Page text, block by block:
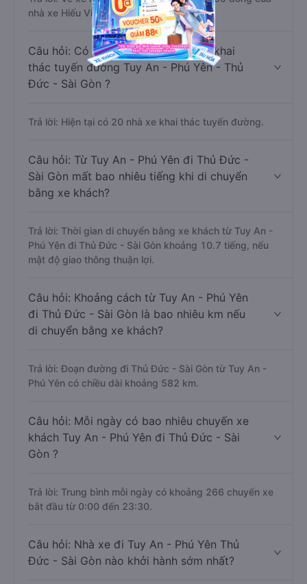
nhà xe Hiếu Vinh.
Câu hỏi: Có bao nhiêu nhà xe đang khai
thác tuyến đường Tuy An - Phú Yên - Thủ
Đức - Sài Gòn ?
Trả lời: Hiện tại có 20 nhà xe khai thác tuyến đường.
Câu hỏi: Từ Tuy An - Phú Yên đi Thủ Đức -
Sài Gòn mất bao nhiêu tiếng khi di chuyển
bằng xe khách?
Trả lời: Thời gian di chuyển bằng xe khách từ Tuy An -
Phú Yên đi Thủ Đức - Sài Gòn khoảng 10.7 tiếng, nếu
mật độ giao thông thuận lợi.
Câu hỏi: Khoảng cách từ Tuy An - Phú Yên
đi Thủ Đức - Sài Gòn là bao nhiêu km nếu
di chuyển bằng xe khách?
Trả lời: Đoạn đường đi Thủ Đức - Sài Gòn từ Tuy An -
Phú Yên có chiều dài khoảng 582 km.
Câu hỏi: Mỗi ngày có bao nhiêu chuyến xe
khách Tuy An - Phú Yên đi Thủ Đức - Sài
Gòn ?
Trả lời: Trung bình mỗi ngày có khoảng 266 chuyến xe
bắt đầu từ 0:00 đến 23:30.
Câu hỏi: Nhà xe đi Tuy An - Phú Yên Thủ
Đức - Sài Gòn nào khởi hành sớm nhất?